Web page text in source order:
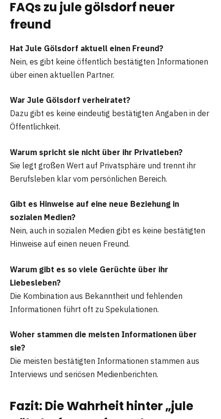
FAQs zu jule gölsdorf neuer
freund
Hat Jule Gölsdorf aktuell einen Freund?
Nein, es gibt keine öffentlich bestätigten Informationen
über einen aktuellen Partner.
War Jule Gölsdorf verheiratet?
Dazu gibt es keine eindeutig bestätigten Angaben in der
Öffentlichkeit.
Warum spricht sie nicht über ihr Privatleben?
Sie legt großen Wert auf Privatsphäre und trennt ihr
Berufsleben klar vom persönlichen Bereich.
Gibt es Hinweise auf eine neue Beziehung in
sozialen Medien?
Nein, auch in sozialen Medien gibt es keine bestätigten
Hinweise auf einen neuen Freund.
Warum gibt es so viele Gerüchte über ihr
Liebesleben?
Die Kombination aus Bekanntheit und fehlenden
Informationen führt oft zu Spekulationen.
Woher stammen die meisten Informationen über
sie?
Die meisten bestätigten Informationen stammen aus
Interviews und seriösen Medienberichten.
Fazit: Die Wahrheit hinter „jule